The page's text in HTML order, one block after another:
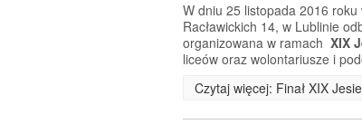
W dniu 25 listopada 2016
Racławickich 14, w Lublinie
organizowana w ramach XIX
liceów oraz wolontariusze i
Czytaj więcej: Finał XIX